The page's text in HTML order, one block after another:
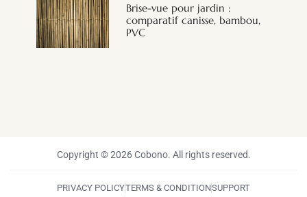
Brise-vue pour jardin :
comparatif canisse, bambou,
PVC
Copyright © 2026 Cobono. All rights reserved.
PRIVACY POLICYTERMS & CONDITIONSUPPORT